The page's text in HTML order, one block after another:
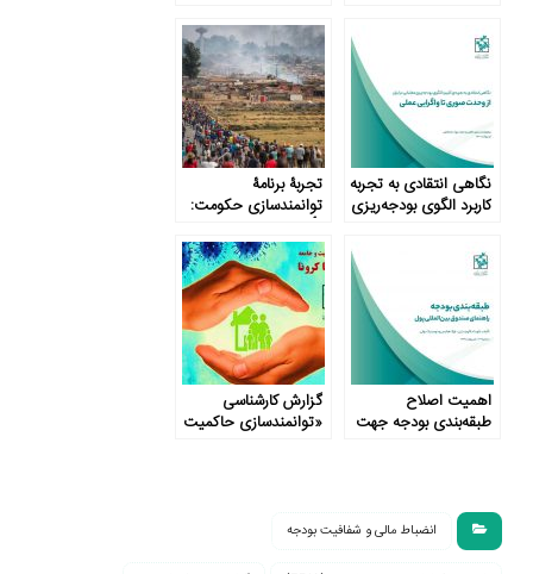
نگاهی انتقادی به تجربه
کاربرد الگوی بودجه‌ریزی
تجربۀ برنامۀ
توانمندسازی حکومت:
یادگیری
اهمیت اصلاح
طبقه‌بندی بودجه جهت
گزارش کارشناسی
«توانمندسازی حاکمیت
انضباط مالى و شفافيت بودجه